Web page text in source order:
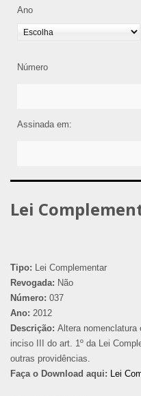
Ano
Número
Assinada em:
Lei
Tipo: Lei Complementar
Revogada: Não
Número: 037
Ano: 2012
Descrição: Altera nomenclatura
inciso III do art. 1º da Lei
outras providências.
Faça o Download aqui: Lei